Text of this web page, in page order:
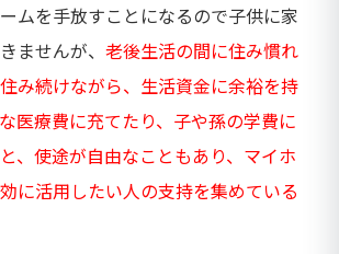
ムを手放すことになるので子供に家
ませんが、 老後生活の間に住み慣れ
み続けながら、生活資金に余裕を持
医療費に充てたり、子や孫の学費に
、使途が自由なこともあり、マイホ
に活用したい人の支持を集めている